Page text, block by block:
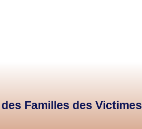
Familles des Victimes